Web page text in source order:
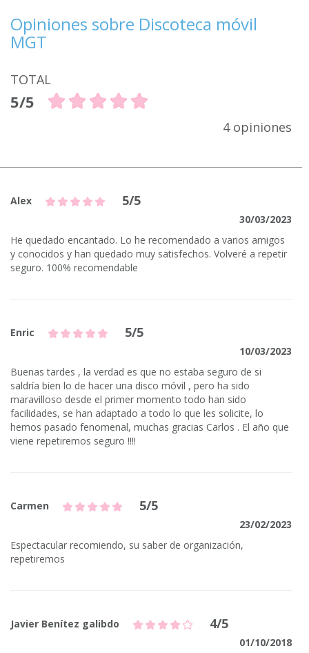
Opiniones sobre Discoteca móvil
MGT
TOTAL
5/5
4 opiniones
Alex 5/5
30/03/2023
He quedado encantado. Lo he recomendado a varios amigos
y conocidos y han quedado muy satisfechos. Volveré a repetir
seguro. 100% recomendable
Enric 5/5
10/03/2023
Buenas tardes , la verdad es que no estaba seguro de si
saldría bien lo de hacer una disco móvil , pero ha sido
maravilloso desde el primer momento todo han sido
facilidades, se han adaptado a todo lo que les solicite, lo
hemos pasado fenomenal, muchas gracias Carlos . El año que
viene repetiremos seguro !!!!
Carmen 5/5
23/02/2023
Espectacular recomiendo, su saber de organización,
repetiremos
Javier Benítez galibdo 4/5
01/10/2018